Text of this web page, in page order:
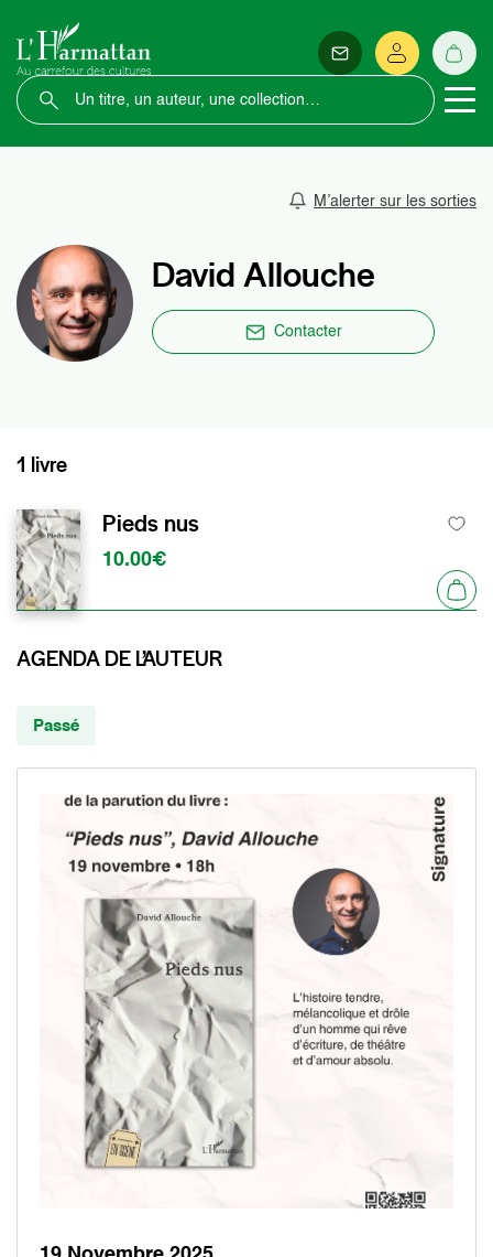
M’alerter sur les sorties
David Allouche
Contacter
1 livre
Pieds nus
10.00€
AGENDA DE L’AUTEUR
Passé